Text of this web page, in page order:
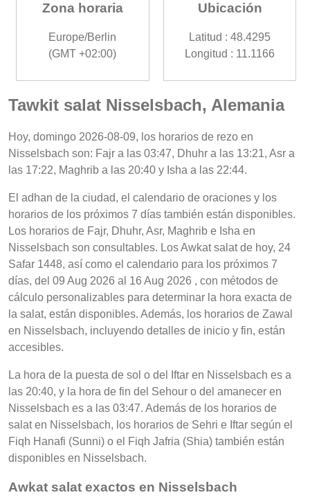
Zona horaria
Europe/Berlin
(GMT +02:00)
Ubicación
Latitud : 48.4295
Longitud : 11.1166
Tawkit salat Nisselsbach, Alemania
Hoy, domingo 2026-08-09, los horarios de rezo en
Nisselsbach son: Fajr a las 03:47, Dhuhr a las 13:21, Asr a
las 17:22, Maghrib a las 20:40 y Isha a las 22:44.
El adhan de la ciudad, el calendario de oraciones y los
horarios de los próximos 7 días también están disponibles.
Los horarios de Fajr, Dhuhr, Asr, Maghrib e Isha en
Nisselsbach son consultables. Los Awkat salat de hoy, 24
Safar 1448, así como el calendario para los próximos 7
días, del 09 Aug 2026 al 16 Aug 2026 , con métodos de
cálculo personalizables para determinar la hora exacta de
la salat, están disponibles. Además, los horarios de Zawal
en Nisselsbach, incluyendo detalles de inicio y fin, están
accesibles.
La hora de la puesta de sol o del Iftar en Nisselsbach es a
las 20:40, y la hora de fin del Sehour o del amanecer en
Nisselsbach es a las 03:47. Además de los horarios de
salat en Nisselsbach, los horarios de Sehri e Iftar según el
Fiqh Hanafi (Sunni) o el Fiqh Jafria (Shia) también están
disponibles en Nisselsbach.
Awkat salat exactos en Nisselsbach